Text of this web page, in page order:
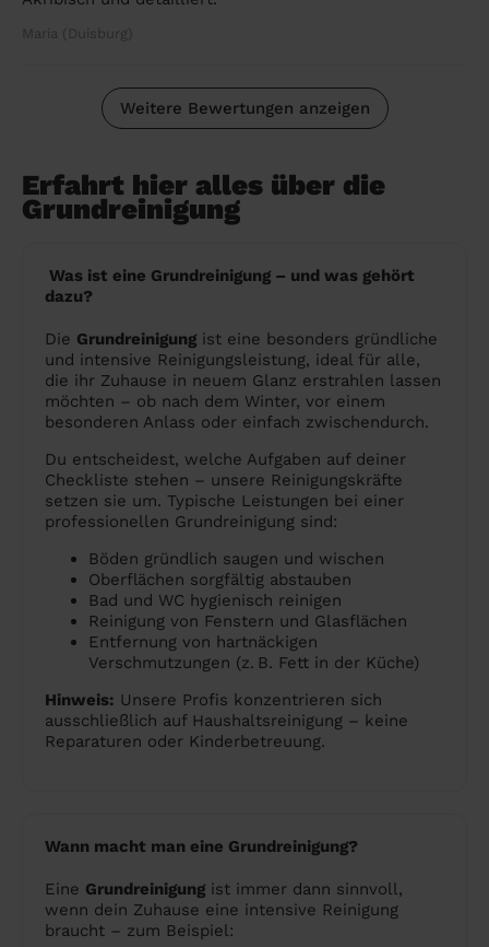
Maria (Duisburg)
Weitere Bewertungen anzeigen
Erfahrt hier alles über die
Grundreinigung
Was ist eine Grundreinigung – und was gehört
dazu?
Die Grundreinigung ist eine besonders gründliche
und intensive Reinigungsleistung, ideal für alle,
die ihr Zuhause in neuem Glanz erstrahlen lassen
möchten – ob nach dem Winter, vor einem
besonderen Anlass oder einfach zwischendurch.
Du entscheidest, welche Aufgaben auf deiner
Checkliste stehen – unsere Reinigungskräfte
setzen sie um. Typische Leistungen bei einer
professionellen Grundreinigung sind:
Böden gründlich saugen und wischen
Oberflächen sorgfältig abstauben
Bad und WC hygienisch reinigen
Reinigung von Fenstern und Glasflächen
Entfernung von hartnäckigen
Verschmutzungen (z. B. Fett in der Küche)
Hinweis: Unsere Profis konzentrieren sich
ausschließlich auf Haushaltsreinigung – keine
Reparaturen oder Kinderbetreuung.
Wann macht man eine Grundreinigung?
Eine Grundreinigung ist immer dann sinnvoll,
wenn dein Zuhause eine intensive Reinigung
braucht – zum Beispiel: